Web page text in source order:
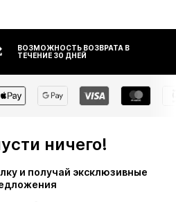
В
ничего!
и получай эксклюзивные